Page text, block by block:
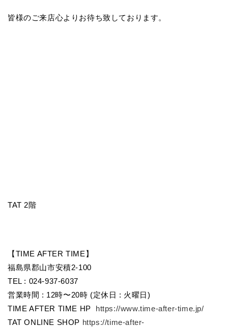
皆様のご来店心よりお待ち致しております。
TAT 2階
【TIME AFTER TIME】
福島県郡山市安積2-100
TEL : 024-937-6037
営業時間 : 12時〜20時 (定休日 : 火曜日)
TIME AFTER TIME HP https://www.time-after-time.jp/
TAT ONLINE SHOP https://time-after-